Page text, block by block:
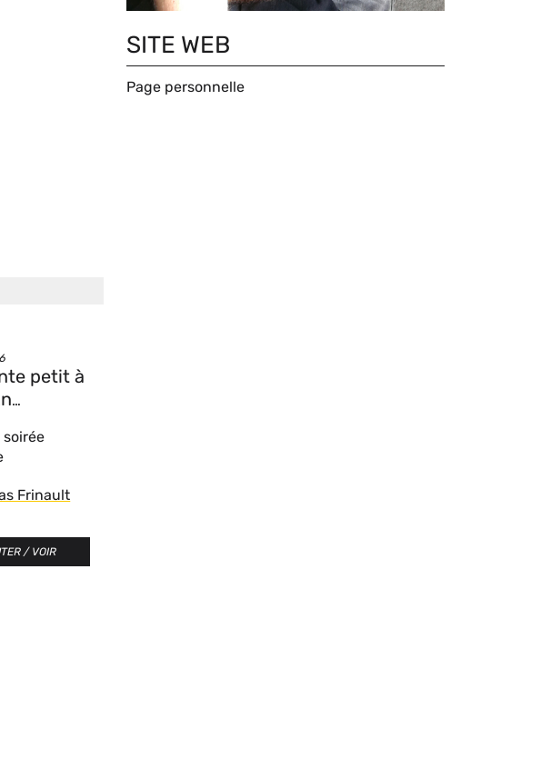
petit à
du
qu'au
scrutin
soirée
Frinault
/ VOIR
SITE WEB
Site
Page personnelle